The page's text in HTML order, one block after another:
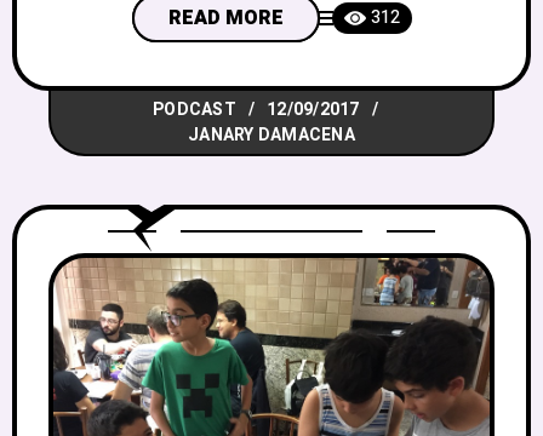
podemos destacar, por exemplo, D&D,
Tormenta, Dragon Age, Shadow of the
Demon Lord, Mighty Blade, Fighting
Fantasy… Maaaaas e se esse tipo de
partida não for do seu estilo
READ MORE 312
PODCAST
12/09/2017
JANARY DAMACENA